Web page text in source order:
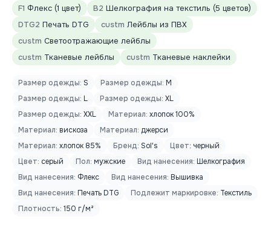
F1 Флекс (1 цвет) B2 Шелкография на текстиль (5 цветов)
DTG2 Печать DTG custm Лейблы из ПВХ
custm Светоотражающие лейблы
custm Тканевые лейблы custm Тканевые наклейки
Размер одежды: S Размер одежды: M
Размер одежды: L Размер одежды: XL
Размер одежды: XXL Материал: хлопок 100%
Материал: вискоза Материал: джерси
Материал: хлопок 85% Бренд: Sol's Цвет: черный
Цвет: серый Пол: мужские Вид нанесения: Шелкография
Вид нанесения: Флекс Вид нанесения: Вышивка
Вид нанесения: Печать DTG Подлежит маркировке: Текстиль
Плотность: 150 г/м²